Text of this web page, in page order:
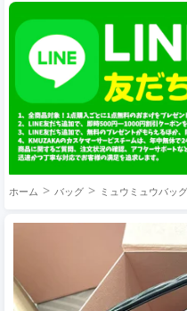
ホーム バッグ ミュウミュウバッグ